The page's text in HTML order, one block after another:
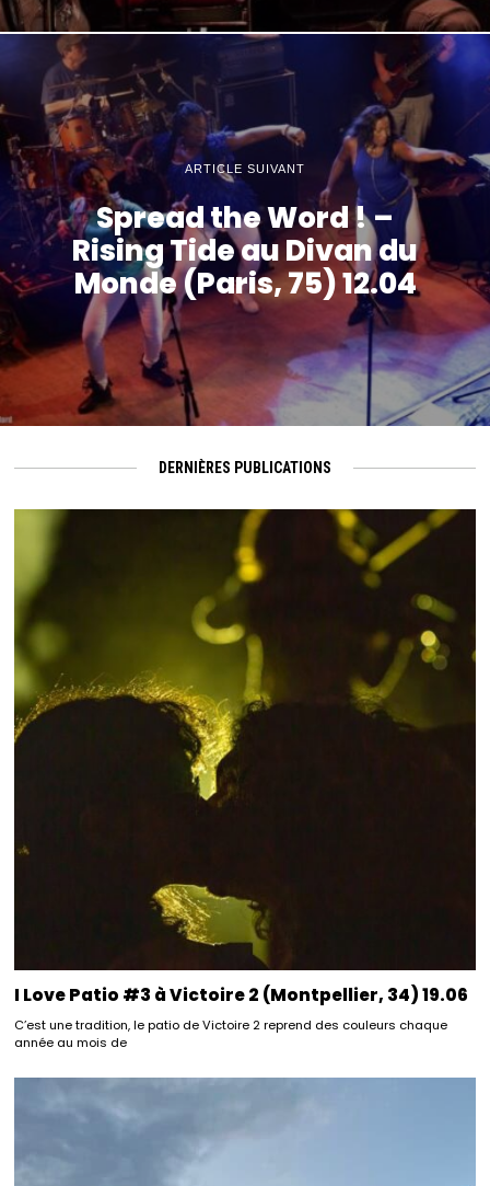
ARTICLE SUIVANT
Spread the Word ! –
Rising Tide au Divan du
Monde (Paris, 75) 12.04
DERNIÈRES PUBLICATIONS
I Love Patio #3 à Victoire 2 (Montpellier, 34) 19.06
C’est une tradition, le patio de Victoire 2 reprend des couleurs chaque
année au mois de